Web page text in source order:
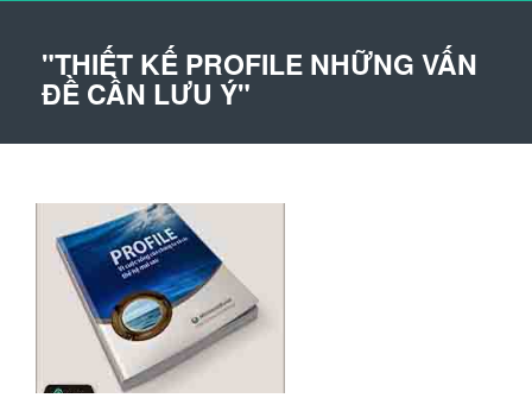
"THIẾT KẾ PROFILE NHỮNG VẤN
ĐỀ CẦN LƯU Ý"